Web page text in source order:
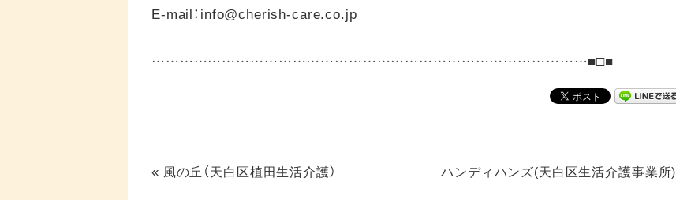
E-mail： info@cherish-care.co.jp
…………………………………………………………………………………■□■
« 風の丘（天白区植田生活介護） ハンディハンズ(天白区生活介護事業所)